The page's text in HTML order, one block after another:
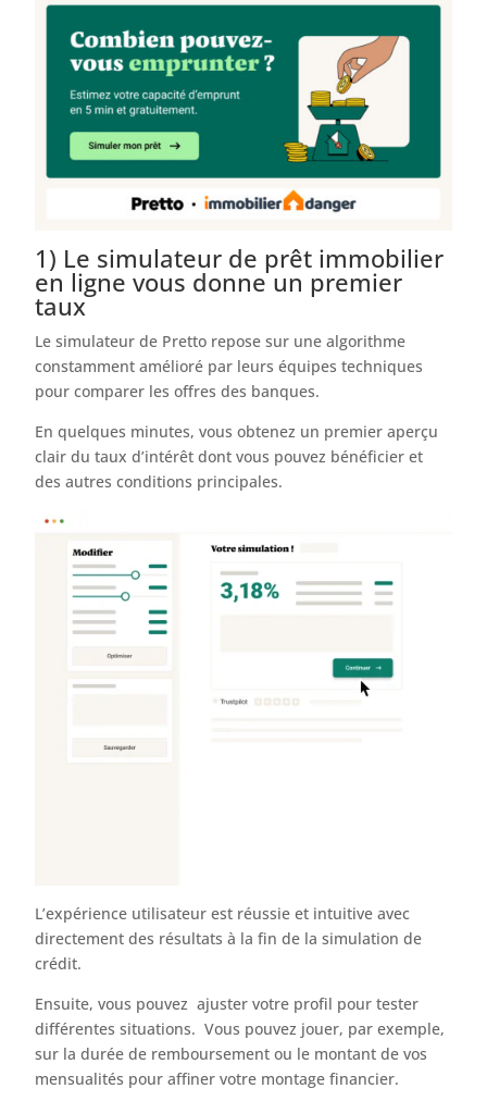
1) Le simulateur de prêt immobilier
en ligne vous donne un premier
taux
Le simulateur de Pretto repose sur une algorithme
constamment amélioré par leurs équipes techniques
pour comparer les offres des banques.
En quelques minutes, vous obtenez un premier aperçu
clair du taux d’intérêt dont vous pouvez bénéficier et
des autres conditions principales.
L’expérience utilisateur est réussie et intuitive avec
directement des résultats à la fin de la simulation de
crédit.
Ensuite, vous pouvez ajuster votre profil pour tester
différentes situations. Vous pouvez jouer, par exemple,
sur la durée de remboursement ou le montant de vos
mensualités pour affiner votre montage financier.